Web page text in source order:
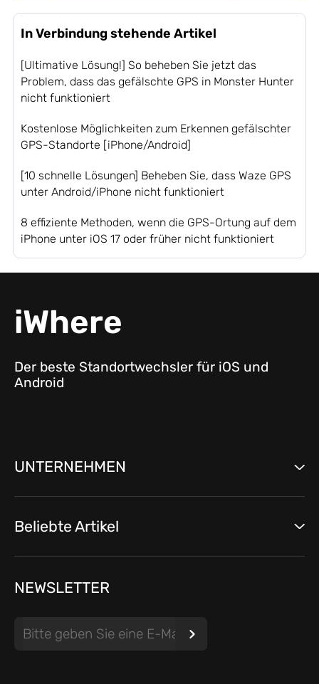
In Verbindung stehende Artikel
[Ultimative Lösung!] So beheben Sie jetzt das
Problem, dass das gefälschte GPS in Monster Hunter
nicht funktioniert
Kostenlose Möglichkeiten zum Erkennen gefälschter
GPS-Standorte [iPhone/Android]
[10 schnelle Lösungen] Beheben Sie, dass Waze GPS
unter Android/iPhone nicht funktioniert
8 effiziente Methoden, wenn die GPS-Ortung auf dem
iPhone unter iOS 17 oder früher nicht funktioniert
iWhere
Der beste Standortwechsler für iOS und
Android
UNTERNEHMEN
Beliebte Artikel
NEWSLETTER